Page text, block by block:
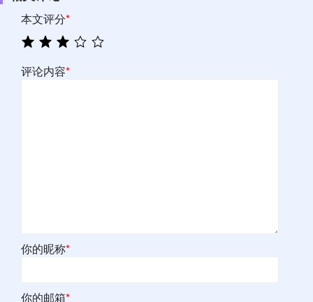
本文评分*
评论内容*
你的昵称*
你的邮箱*